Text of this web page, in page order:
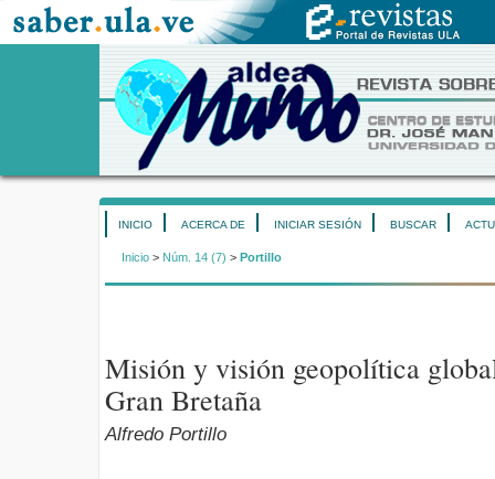
INICIO ACERCA DE INICIAR SESIÓN BUSCAR
Inicio > Núm. 14 (7) > Portillo
Misión y visión geopolítica
Gran Bretaña
Alfredo Portillo